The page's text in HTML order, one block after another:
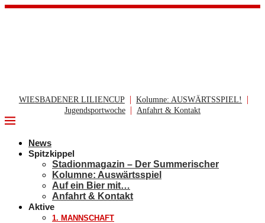
WIESBADENER LILIENCUP | Kolumne: AUSWÄRTSSPIEL! |
Jugendsportwoche | Anfahrt & Kontakt
News
Spitzkippel
Stadionmagazin – Der Summerischer
Kolumne: Auswärtsspiel
Auf ein Bier mit…
Anfahrt & Kontakt
Aktive
1. MANNSCHAFT